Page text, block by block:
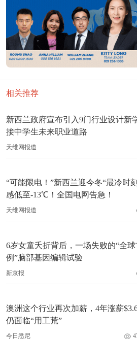
相关推荐
新西兰政府宣布引入9门行业设计新
接中学生未来职业道路
天维网报道
“可能限电！”新西兰迎今冬“最冷时
感低至-13℃！全国电网告急！
天维网报道
6岁女童夭折背后，一场失败的“全球
例”脑部基因编辑试验
新京报
澳洲这个行业再次加薪，4年涨薪
仍面临“用工荒”
今日悉尼